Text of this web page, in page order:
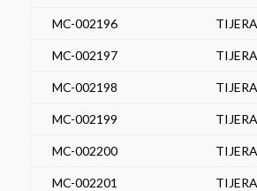
MC-002196
MC-002197
MC-002198
MC-002199
MC-002200
MC-002201